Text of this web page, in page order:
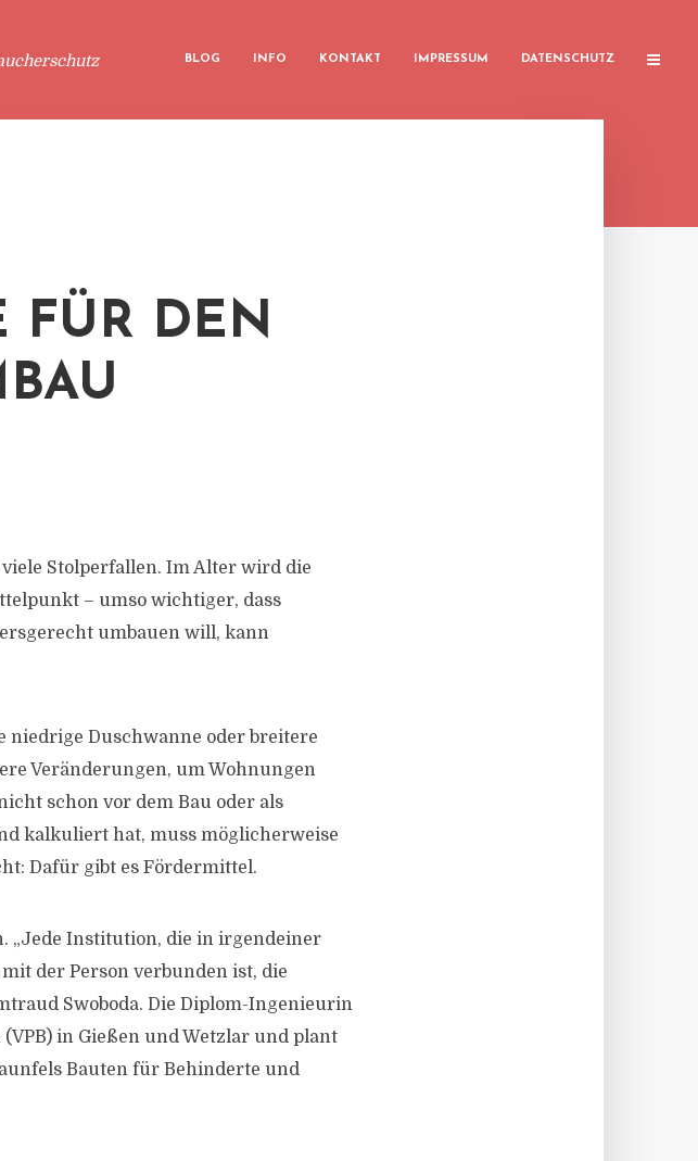
BLOG INFO KONTAKT IMPRESSUM DATENSCHUTZ
FÜR DEN
Stolperfallen. Im Alter wird die
– umso wichtiger, dass
umbauen will, kann
niedrige Duschwanne oder breitere
Veränderungen, um Wohnungen
schon vor dem Bau oder als
kalkuliert hat, muss möglicherweise
Dafür gibt es Fördermittel.
„Jede Institution, die in irgendeiner
der Person verbunden ist, die
Swoboda. Die Diplom-Ingenieurin
in Gießen und Wetzlar und plant
Bauten für Behinderte und